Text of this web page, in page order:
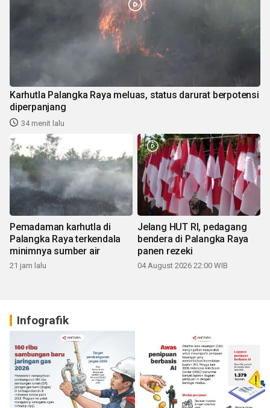
Karhutla Palangka Raya meluas, status darurat berpotensi
diperpanjang
34 menit lalu
Pemadaman karhutla di
Palangka Raya terkendala
minimnya sumber air
21 jam lalu
Jelang HUT RI, pedagang
bendera di Palangka Raya
panen rezeki
04 August 2026 22:00 WIB
Infografik